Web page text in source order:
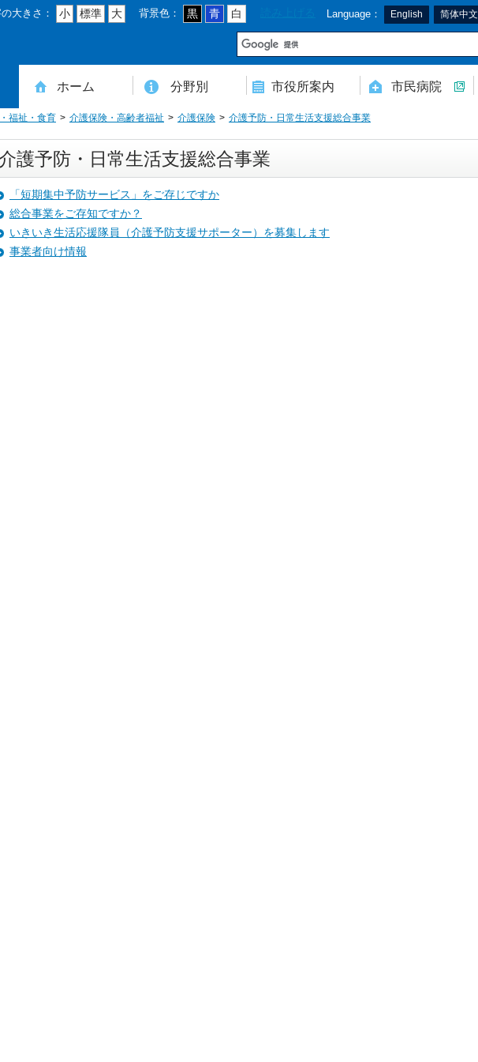
大きさ： 小 標準 大 背景色： 黒 青 白 Language： English 简体中文
ホーム 分野別
住民登録・戸籍・印鑑・マイナンバー
税・年金・国民健康保険・後期高齢者医療
教育・文化・スポーツ・人権・男女共同参画
健康・医療・介護・福祉・食育
消防・防災・安全・環境・ごみ・住宅・水道
商工・労働・消費者行政
入札・契約・工事・委託
農業・林業・農業委員会事務局
道路・都市計画・地籍・交通
議会・選管・監査
まちづくり・財政・管財・各種計画・人事・各支所・その他
市役所案内
本庁舎案内図
庁舎案内
行政組織
市民病院
人口・世帯数・高齢者人口
豊後大野市の概要
豊後大野市の歴史
合併経過
市章・市民憲章・市花・市木等
豊後大野市友好交流協定
豊後大野市のすがた
豊後大野市の観光
豊後大野市の各種計画
ようこそ市長室へ
名誉市民
豊後大野市ふるさと大使
福祉・食育 介護保険・高齢者福祉 介護保険 介護予防・日常生活支援総合事業
護予防・日常生活支援総合事業
「短期集中予防サービス」をご存じですか
総合事業をご存知ですか？
いきいき生活応援隊員（介護予防支援サポーター）を募集します
事業者向け情報